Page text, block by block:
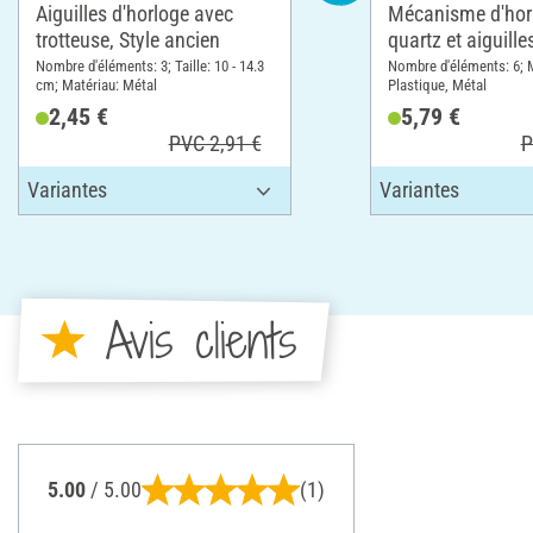
Aiguilles d'horloge avec
trotteuse, Style ancien
Nombre d'éléments: 3; Taille: 10 - 14.3
cm; Matériau: Métal
2,45 €
PVC 2,91 €
Mécanisme
quartz et
cadrans de 6 mm
d'épaisseur
Nombre d'éléments: 6;
Plastique, Métal
5,79 €
Avis clients
5.00 / 5.00 (1)